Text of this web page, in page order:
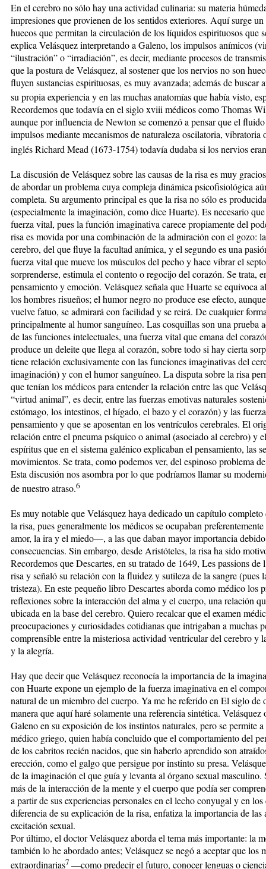
En el cerebro no sólo hay una actividad culinaria: su materia
impresiones que provienen de los sentidos exteriores. Aquí surge
huecos que permitan la circulación de los líquidos espirituosos que
explica Velásquez interpretando a Galeno, los impulsos anímicos
“ilustración” o “irradiación”, es decir, mediante procesos de
que la postura de Velásquez, al sostener que los nervios no son
fluyen sustancias espirituosas, es muy avanzada; además de buscar
su propia experiencia y en las muchas anatomías que había visto,
Recordemos que todavía en el siglo xviii médicos como Thomas
aunque por influencia de Newton se comenzó a pensar que el
impulsos mediante mecanismos de naturaleza oscilatoria,
inglés Richard Mead (1673-1754) todavía dudaba si los nervios
La discusión de Velásquez sobre las causas de la risa es muy
de abordar un problema cuya compleja dinámica psicofisiológica
completa. Su argumento principal es que la risa no sólo es
(especialmente la imaginación, como dice Huarte). Es necesario
fuerza vital, pues la función imaginativa carece propiamente del
risa es movida por una combinación de la admiración con el gozo:
cerebro, del que fluye la facultad anímica, y el segundo es una
fuerza vital que mueve los músculos del pecho y hace vibrar el
sorprenderse, estimula el contento o regocijo del corazón. Se trata,
pensamiento y emoción. Velásquez señala que Huarte se equivoca
los hombres risueños; el humor negro no produce ese efecto,
vuelve fatuo, se admirará con facilidad y se reirá. De cualquier
principalmente al humor sanguíneo. Las cosquillas son una prueba
de las funciones intelectuales, una fuerza vital que emana del
produce un deleite que llega al corazón, sobre todo si hay cierta
tiene relación exclusivamente con las funciones imaginativas del
imaginación) y con el humor sanguíneo. La disputa sobre la risa
que tenían los médicos para entender la relación entre las que
“virtud animal”, es decir, entre las fuerzas emotivas naturales
estómago, los intestinos, el hígado, el bazo y el corazón) y las
pensamiento y que se aposentan en los ventrículos cerebrales. El
relación entre el pneuma psíquico o animal (asociado al cerebro) y
espíritus que en el sistema galénico explicaban el pensamiento, las
movimientos. Se trata, como podemos ver, del espinoso problema
Esta discusión nos asombra por lo que podríamos llamar su
de nuestro atraso.6
Es muy notable que Velásquez haya dedicado un capítulo
la risa, pues generalmente los médicos se ocupaban
amor, la ira y el miedo—, a las que daban mayor importancia
consecuencias. Sin embargo, desde Aristóteles, la risa ha sido
Recordemos que Descartes, en su tratado de 1649, Les passions
risa y señaló su relación con la fluidez y sutileza de la sangre (pues
tristeza). En este pequeño libro Descartes aborda como médico los
reflexiones sobre la interacción del alma y el cuerpo, una relación
ubicada en la base del cerebro. Quiero recalcar que el examen
preocupaciones y curiosidades cotidianas que intrigaban a muchas
comprensible entre la misteriosa actividad ventricular del cerebro y
y la alegría.
Hay que decir que Velásquez reconocía la importancia de la
con Huarte expone un ejemplo de la fuerza imaginativa en el
natural de un miembro del cuerpo. Ya me he referido en El siglo de
manera que aquí haré solamente una referencia sintética.
Galeno en su exposición de los instintos naturales, pero se permite
médico griego, quien había concluido que el comportamiento del
de los cabritos recién nacidos, que sin haberlo aprendido son
erección, como el galgo que persigue por instinto su presa.
de la imaginación el que guía y levanta al órgano sexual
más de la interacción de la mente y el cuerpo que podía ser
a partir de sus experiencias personales en el lecho conyugal y en
diferencia de su explicación de la risa, enfatiza la importancia de las
excitación sexual.
Por último, el doctor Velásquez aborda el tema más importante: la
también lo he abordado antes; Velásquez se negó a aceptar que los
extraordinarias7 —como predecir el futuro, conocer lenguas o